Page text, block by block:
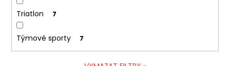
Triatlon 7
Týmové sporty 7